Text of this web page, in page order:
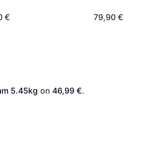
€ 79,90 €
5.45kg on 46,99 €.